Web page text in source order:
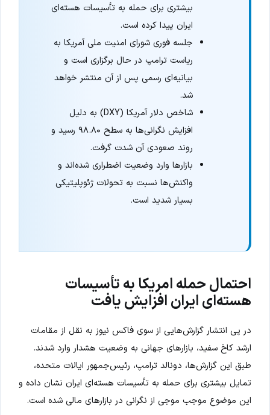
بیشتری برای حمله به تأسیسات هسته‌ای
ایران پیدا کرده است.
جلسه فوری شورای امنیت ملی آمریکا به
ریاست ترامپ در حال برگزاری است و
بیانیه‌ای رسمی پس از آن منتشر خواهد
شد.
شاخص دلار آمریکا (DXY) به دلیل
افزایش نگرانی‌ها به سطح ۹۸.۸۰ رسید و
روند صعودی آن شدت گرفت.
بازارها وارد وضعیت اضطراری شده‌اند و
واکنش‌ها نسبت به تحولات ژئوپلیتیکی
بسیار شدید است.
احتمال حمله امریکا به تأسیسات
هسته‌ای ایران افزایش یافت
در پی انتشار گزارش‌هایی از سوی فاکس نیوز به نقل از مقامات
ارشد کاخ سفید، بازارهای جهانی به وضعیت هشدار وارد شدند.
طبق این گزارش‌ها، دونالد ترامپ، رئیس‌جمهور ایالات متحده،
تمایل بیشتری برای حمله به تأسیسات هسته‌ای ایران نشان داده و
این موضوع موجب موجی از نگرانی در بازارهای مالی شده است.